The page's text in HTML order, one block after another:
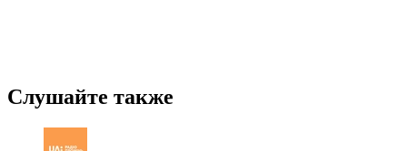
Слушайте также